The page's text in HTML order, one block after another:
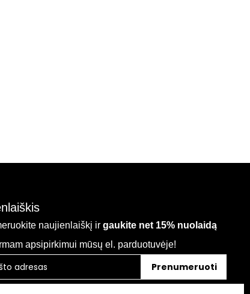
naujienlaiškį ir gaukite net 15% nuolaidą
apsipirkimui mūsų el. parduotuvėje!
Prenumeruoti